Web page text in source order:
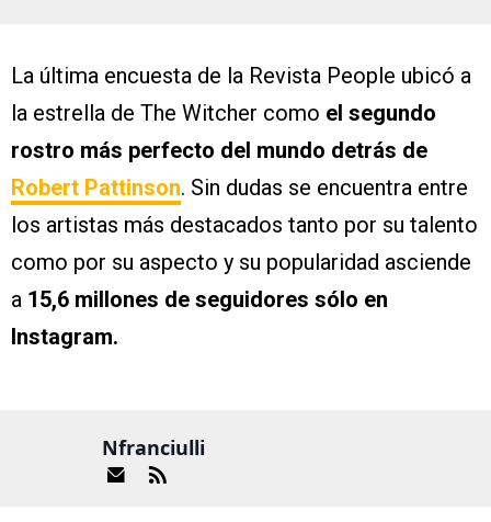
La última encuesta de la Revista People ubicó a
la estrella de The Witcher como el segundo
rostro más perfecto del mundo detrás de
Robert Pattinson. Sin dudas se encuentra entre
los artistas más destacados tanto por su talento
como por su aspecto y su popularidad asciende
a 15,6 millones de seguidores sólo en
Instagram.
Nfranciulli